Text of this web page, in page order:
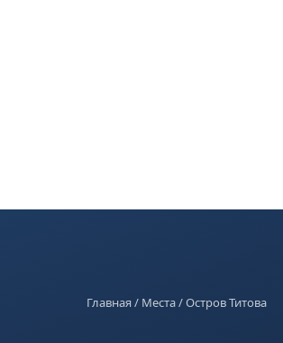
Главная/ Места/ Остров Титова